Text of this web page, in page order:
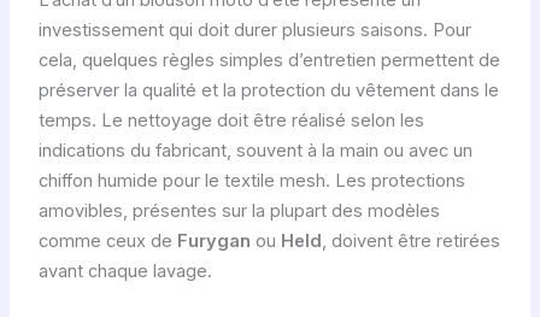
investissement qui doit durer plusieurs saisons. Pour
cela, quelques règles simples d’entretien permettent de
préserver la qualité et la protection du vêtement dans le
temps. Le nettoyage doit être réalisé selon les
indications du fabricant, souvent à la main ou avec un
chiffon humide pour le textile mesh. Les protections
amovibles, présentes sur la plupart des modèles
comme ceux de Furygan ou Held, doivent être retirées
avant chaque lavage.